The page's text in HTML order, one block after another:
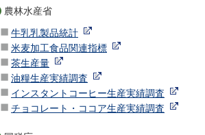
農林水産省
牛乳乳製品統計
米麦加工食品関連指標
茶生産量
油糧生産実績調査
インスタントコーヒー生産実績調査
チョコレート・ココア生産実績調査